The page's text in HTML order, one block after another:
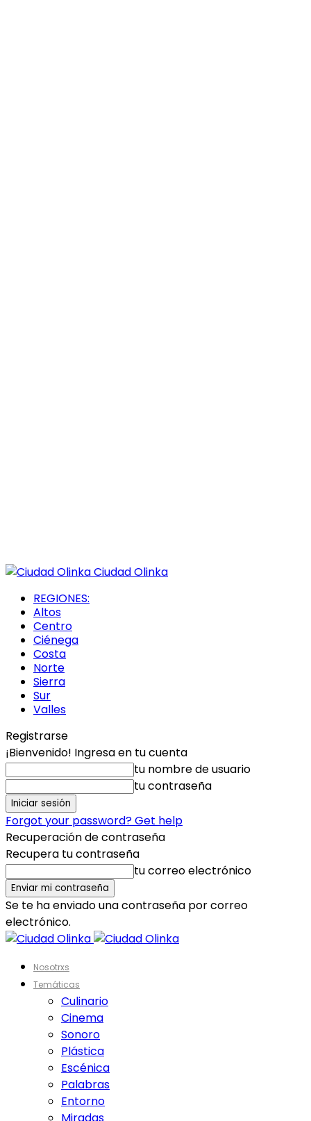
Ciudad Olinka
REGIONES:
Altos
Centro
Ciénega
Costa
Norte
Sierra
Sur
Valles
Registrarse
¡Bienvenido! Ingresa en tu cuenta
tu nombre de usuario
tu contraseña
Forgot your password? Get help
Recuperación de contraseña
Recupera tu contraseña
tu correo electrónico
Se te ha enviado una contraseña por correo
electrónico.
Nosotrxs
Temáticas
Culinario
Cinema
Sonoro
Plástica
Escénica
Palabras
Entorno